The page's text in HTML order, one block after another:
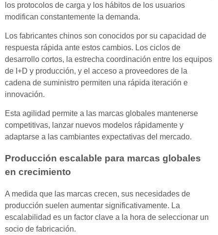
los protocolos de carga y los hábitos de los usuarios
modifican constantemente la demanda.
Los fabricantes chinos son conocidos por su capacidad de
respuesta rápida ante estos cambios. Los ciclos de
desarrollo cortos, la estrecha coordinación entre los equipos
de I+D y producción, y el acceso a proveedores de la
cadena de suministro permiten una rápida iteración e
innovación.
Esta agilidad permite a las marcas globales mantenerse
competitivas, lanzar nuevos modelos rápidamente y
adaptarse a las cambiantes expectativas del mercado.
Producción escalable para marcas globales
en crecimiento
A medida que las marcas crecen, sus necesidades de
producción suelen aumentar significativamente. La
escalabilidad es un factor clave a la hora de seleccionar un
socio de fabricación.